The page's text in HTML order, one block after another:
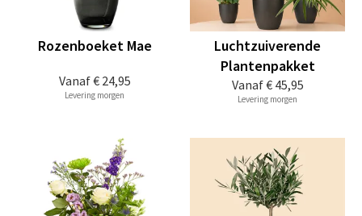
Vanaf€ 24,95
Rozenboeket Mae
Levering morgen
Vanaf€ 45,95
Luchtzuiverende
Plantenpakket
Levering morgen